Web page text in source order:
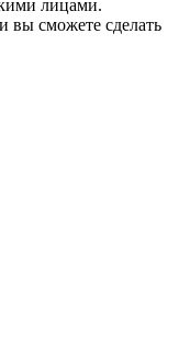
лицами.
и вы сможете сделать